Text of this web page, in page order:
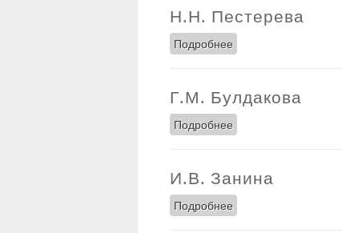
Н.Н. Пестерева
Подробнее
Г.М. Булдакова
Подробнее
И.В. Занина
Подробнее